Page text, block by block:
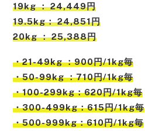
19kg ： 24,449円
19.5kg： 24,851円
20kg ： 25,388円
・21-49kg ：900円/1kg毎
・50-99kg ：710円/1kg毎
・100-299kg：620円/1kg毎
・300-499kg：615円/1kg毎
・500-999kg：610円/1kg毎